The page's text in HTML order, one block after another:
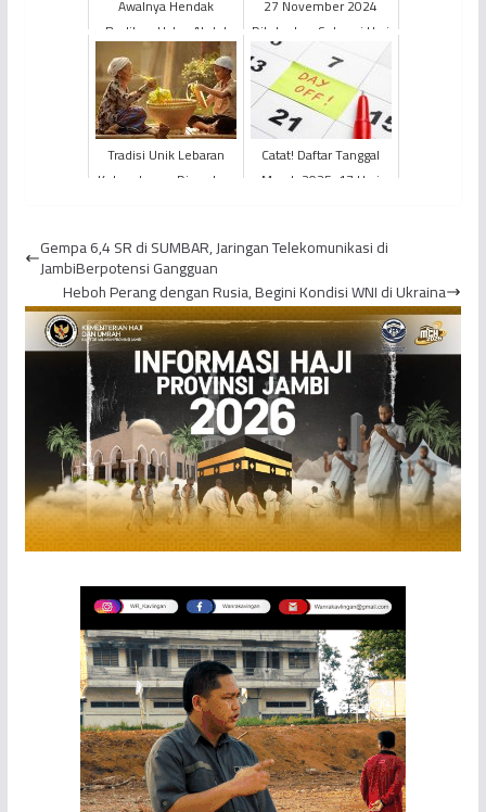
Awalnya Hendak
Berlibur, Ustaz Abdul
Somad Malah
Dideportase Imigrasi
Singapura
27 November 2024
Ditetapkan Sebagai Hari
Libur Nasional
Tradisi Unik Lebaran
Ketupat yang Dirayakan
Catat! Daftar Tanggal
Merah 2025, 17 Hari
Gempa 6,4 SR di SUMBAR, Jaringan Telekomunikasi di
JambiBerpotensi Gangguan
Heboh Perang dengan Rusia, Begini Kondisi WNI di Ukraina